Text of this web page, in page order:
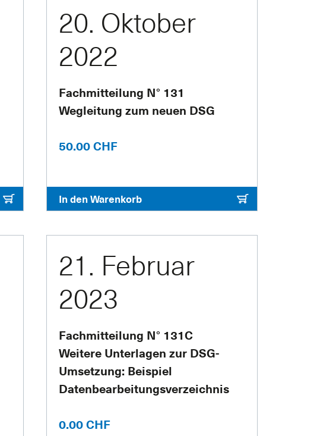
20. Oktober
2022
Fachmitteilung N° 131
Wegleitung zum neuen DSG
50.00 CHF
In den Warenkorb
21. Februar
2023
Fachmitteilung N° 131C
Weitere Unterlagen zur DSG-
Umsetzung: Beispiel
Datenbearbeitungsverzeichnis
0.00 CHF